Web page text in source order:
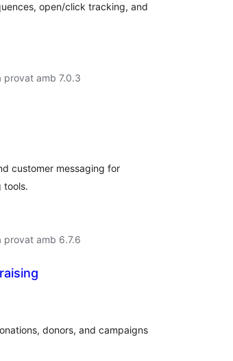
open/click tracking, and
provat amb 7.0.3
customer messaging for
tools.
provat amb 6.7.6
donors, and campaigns